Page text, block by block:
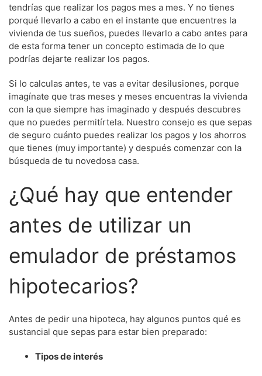
tendrías que realizar los pagos mes a mes. Y no tienes
porqué llevarlo a cabo en el instante que encuentres la
vivienda de tus sueños, puedes llevarlo a cabo antes para
de esta forma tener un concepto estimada de lo que
podrías dejarte realizar los pagos.
Si lo calculas antes, te vas a evitar desilusiones, porque
imagínate que tras meses y meses encuentras la vivienda
con la que siempre has imaginado y después descubres
que no puedes permitírtela. Nuestro consejo es que sepas
de seguro cuánto puedes realizar los pagos y los ahorros
que tienes (muy importante) y después comenzar con la
búsqueda de tu novedosa casa.
¿Qué hay que entender
antes de utilizar un
emulador de préstamos
hipotecarios?
Antes de pedir una hipoteca, hay algunos puntos qué es
sustancial que sepas para estar bien preparado:
Tipos de interés